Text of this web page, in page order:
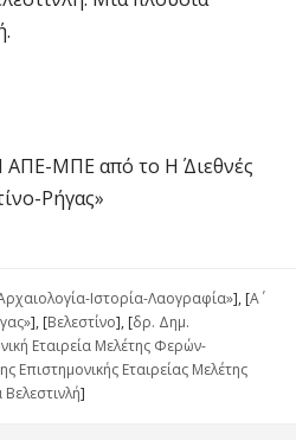
ΜΠΕ από το Η΄ Διεθνές
Ρήγας»
Ιστορία-Λαογραφία»], [Α΄
], [Βελεστίνο], [δρ. Δημ.
Εταιρεία Μελέτης Φερών-
Επιστημονικής Εταιρείας Μελέτης
Βελεστινλή]